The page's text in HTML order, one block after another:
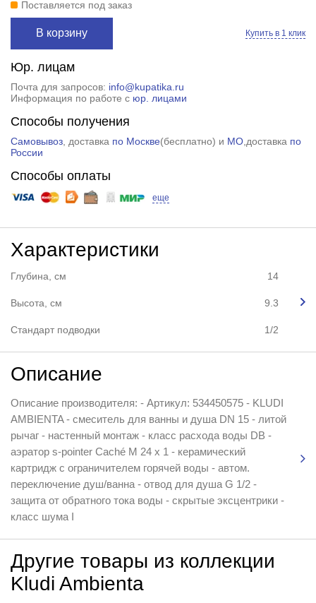
Поставляется под заказ
В корзину Купить в 1 клик
Юр. лицам
Почта для запросов: info@kupatika.ru
Информация по работе с юр. лицами
Способы получения
Самовывоз, доставка по Москве(бесплатно) и МО,доставка по
России
Способы оплаты
еще
Характеристики
Глубина, см 14
Высота, см 9.3
Стандарт подводки 1/2
Описание
Описание производителя: - Артикул: 534450575 - KLUDI
AMBIENTA - смеситель для ванны и душа DN 15 - литой
рычаг - настенный монтаж - класс расхода воды DB -
аэратор s-pointer Caché M 24 x 1 - керамический
картридж с ограничителем горячей воды - автом.
переключение душ/ванна - отвод для душа G 1/2 -
защита от обратного тока воды - скрытые эксцентрики -
класс шума I
Другие товары из коллекции
Kludi Ambienta